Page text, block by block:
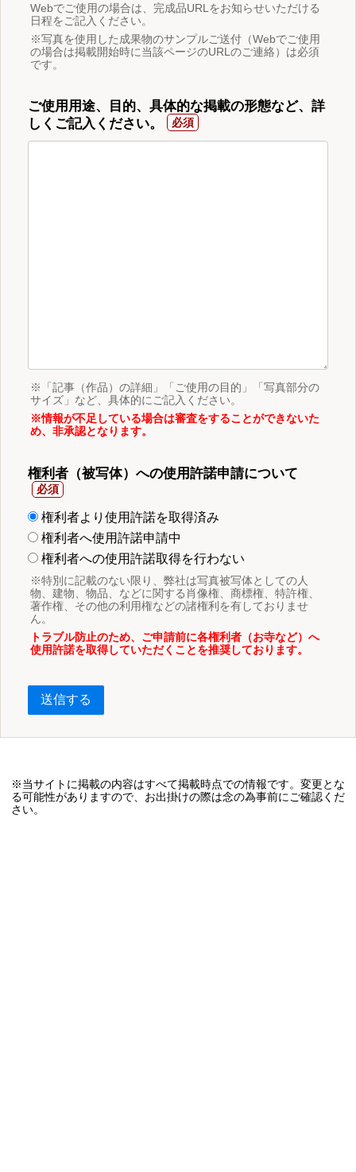
Webでご使用の場合は、完成品URLをお知らせいただける
日程をご記入ください。
※写真を使用した成果物のサンプルご送付（Webでご使用
の場合は掲載開始時に当該ページのURLのご連絡）は必須
です。
ご使用用途、目的、具体的な掲載の形態など、詳
しくご記入ください。
※「記事（作品）の詳細」「ご使用の目的」「写真部分の
サイズ」など、具体的にご記入ください。
※情報が不足している場合は審査をすることができないた
め、非承認となります。
権利者（被写体）への使用許諾申請について
権利者より使用許諾を取得済み
権利者へ使用許諾申請中
権利者への使用許諾取得を行わない
※特別に記載のない限り、弊社は写真被写体としての人
物、建物、物品、などに関する肖像権、商標権、特許権、
著作権、その他の利用権などの諸権利を有しておりませ
ん。
トラブル防止のため、ご申請前に各権利者（お寺など）へ
使用許諾を取得していただくことを推奨しております。
送信する
※当サイトに掲載の内容はすべて掲載時点での情報です。変更とな
る可能性がありますので、お出掛けの際は念の為事前にご確認くだ
さい。